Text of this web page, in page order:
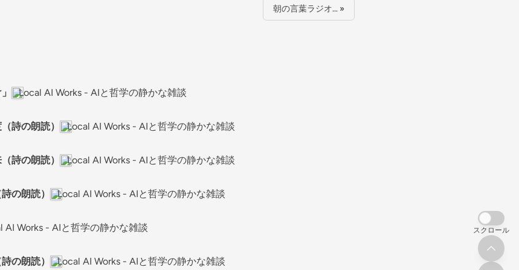
朝の言葉ラジオ… »
Local AI Works - AIと哲学の静かな雑談
詩の朗読） Local AI Works - AIと哲学の静かな雑談
詩の朗読） Local AI Works - AIと哲学の静かな雑談
の朗読） Local AI Works - AIと哲学の静かな雑談
AI Works - AIと哲学の静かな雑談
の朗読） Local AI Works - AIと哲学の静かな雑談
スクロール